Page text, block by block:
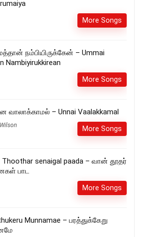
More Songs
நம்பியிருக்கேன் – Ummai
Nambiyirukkirean
More Songs
வாலாக்காமல் – Unnai Vaalakkamal
More Songs
Thoothar senaigal paada – வான் தூதர்
பாட
More Songs
Munnamae – பரத்துக்கேறு